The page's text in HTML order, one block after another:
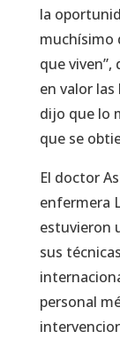
la
muchísimo
que
en valor
dijo que lo
que se
El doctor
enfermera
estuvieron
sus
personal